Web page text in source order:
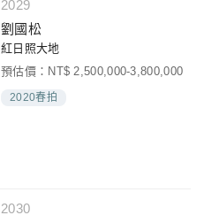
2029
劉國松
紅日照大地
預估價：NT$ 2,500,000-3,800,000
2020春拍
2030